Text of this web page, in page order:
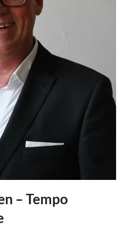
– Tempo